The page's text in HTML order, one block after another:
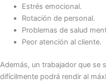
Estrés emocional.
Rotación de personal.
Problemas de salud
Peor atención al cliente.
Además, un trabajador que se
difícilmente podrá rendir al